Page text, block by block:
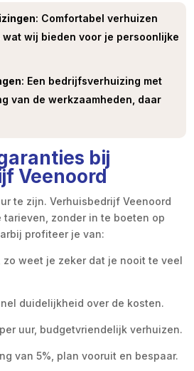
: Comfortabel verhuizen
wij bieden voor je persoonlijke
: Een bedrijfsverhuizing met
van de werkzaamheden, daar
bij
Veenoord
te zijn. Verhuisbedrijf Veenoord
zonder in te boeten op
profiteer je van:
weet je zeker dat je nooit te veel
duidelijkheid over de kosten.
uur, budgetvriendelijk verhuizen.
van 5%, plan vooruit en bespaar.